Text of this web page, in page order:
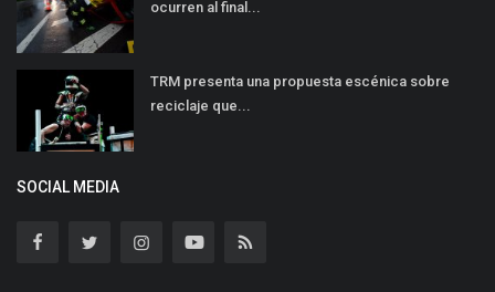
ocurren al final...
TRM presenta una propuesta escénica sobre
reciclaje que...
SOCIAL MEDIA